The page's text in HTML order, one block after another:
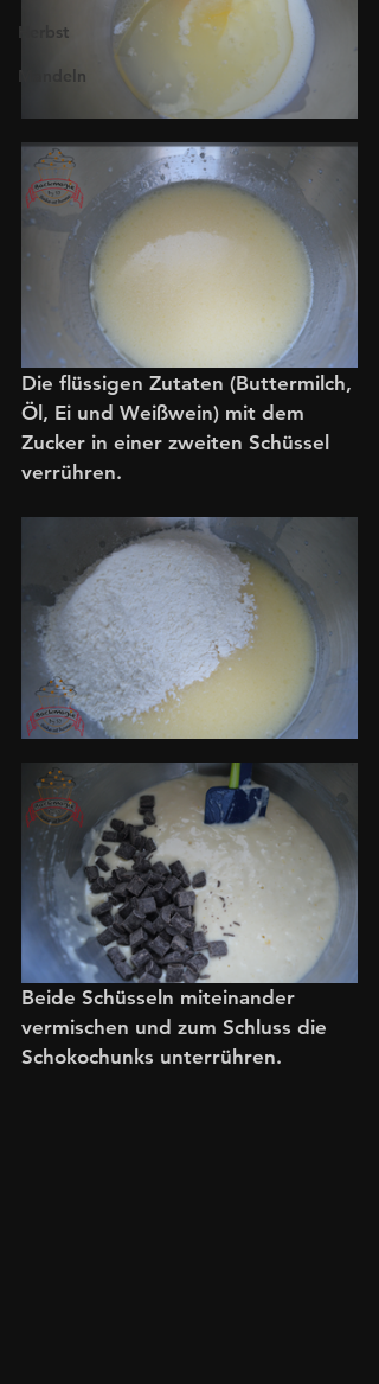
Herbst
Mandeln
Die flüssigen Zutaten (Buttermilch,
Öl, Ei und Weißwein) mit dem
Zucker in einer zweiten Schüssel
verrühren.
Beide Schüsseln miteinander
vermischen und zum Schluss die
Schokochunks unterrühren.